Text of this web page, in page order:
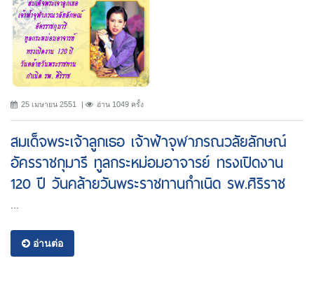
25 เมษายน 2551 อ่าน 1049 ครั้ง
สมเด็จพระเจ้าลูกเธอ เจ้าฟ้าจุฬาภรณวลัยลักษณ์
อัครราชกุมารี ทูลกระหม่อมอาจารย์ ทรงเปิดงาน
120 ปี วันคล้ายวันพระราชทานกำเนิด รพ.ศิริราช
อ่านต่อ